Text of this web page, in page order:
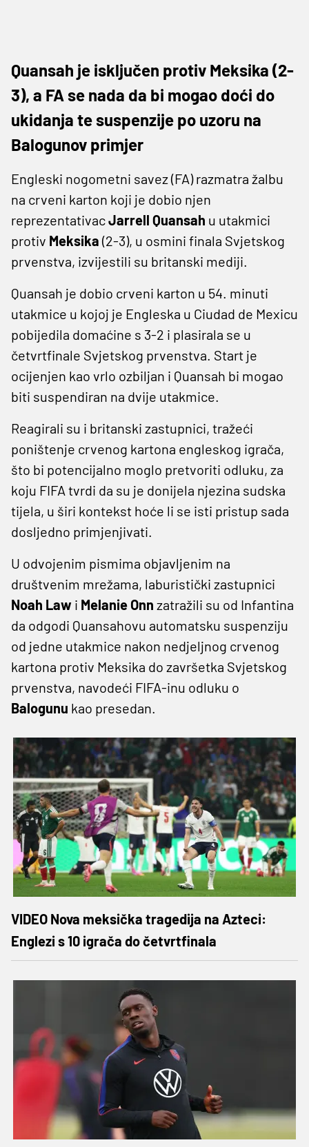
Quansah je isključen protiv Meksika (2-
3), a FA se nada da bi mogao doći do
ukidanja te suspenzije po uzoru na
Balogunov primjer
Engleski nogometni savez (FA) razmatra žalbu
na crveni karton koji je dobio njen
reprezentativacJarrell Quansah u utakmici
protiv Meksika (2-3), u osmini finala Svjetskog
prvenstva, izvijestili su britanski mediji.
Quansah je dobio crveni karton u 54. minuti
utakmice u kojoj je Engleska u Ciudad de Mexicu
pobijedila domaćine s 3-2 i plasirala se u
četvrtfinale Svjetskog prvenstva. Start je
ocijenjen kao vrlo ozbiljan i Quansah bi mogao
biti suspendiran na dvije utakmice.
Reagirali su i britanski zastupnici, tražeći
poništenje crvenog kartona engleskog igrača,
što bi potencijalno moglo pretvoriti odluku, za
koju FIFA tvrdi da su je donijela njezina sudska
tijela, u širi kontekst hoće li se isti pristup sada
dosljedno primjenjivati.
U odvojenim pismima objavljenim na
društvenim mrežama, laburistički zastupnici
Noah Law i Melanie Onn zatražili su od Infantina
da odgodi Quansahovu automatsku suspenziju
od jedne utakmice nakon nedjeljnog crvenog
kartona protiv Meksika do završetka Svjetskog
prvenstva, navodeći FIFA-inu odluku o
Balogunu kao presedan.
VIDEO Nova meksička tragedija na Azteci:
Englezi s 10 igrača do četvrtfinala